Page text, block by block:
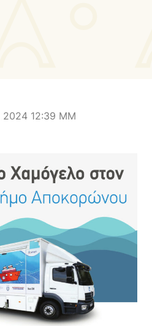
Αποκορώνα Χανίων
ΔΗΜΟΤΙΚΗ ΠΙΝΑΚΟΘΗΚΗ
Βοήθεια στο Σπίτι
2024 12:39 ΜΜ